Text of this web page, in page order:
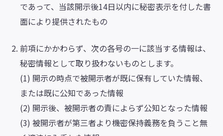
であって、当該開示後14日以内に秘密表示を付した書
面により提供されたもの
前項にかかわらず、次の各号の一に該当する情報は、
秘密情報として取り扱わないものとします。
(1) 開示の時点で被開示者が既に保有していた情報、
または既に公知であった情報
(2) 開示後、被開示者の責によらず公知となった情報
(3) 被開示者が第三者より機密保持義務を負うこと無